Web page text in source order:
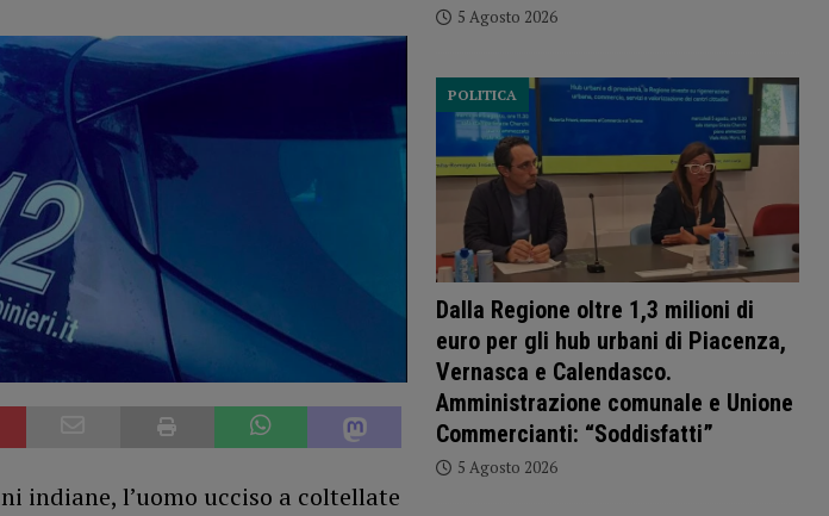
indiane, l’uomo ucciso a coltellate
5 Agosto 2026
Dalla Regione oltre 1,3 milioni di
euro per gli hub urbani di Piacenza,
Vernasca e Calendasco.
Amministrazione comunale e Unione
Commercianti: “Soddisfatti”
POLITICA
5 Agosto 2026